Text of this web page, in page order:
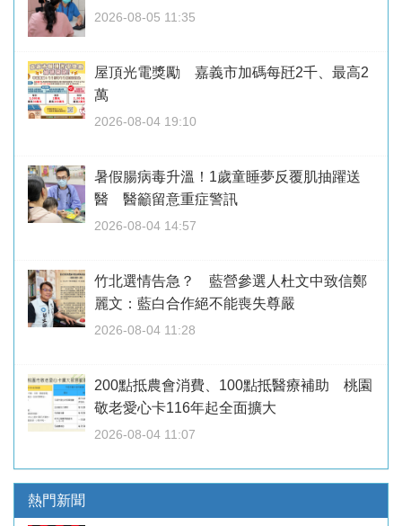
2026-08-05 11:35
屋頂光電獎勵 嘉義市加碼每瓩2千、最高2
萬
2026-08-04 19:10
暑假腸病毒升溫！1歲童睡夢反覆肌抽躍送
醫 醫籲留意重症警訊
2026-08-04 14:57
竹北選情告急？ 藍營參選人杜文中致信鄭
麗文：藍白合作絕不能喪失尊嚴
2026-08-04 11:28
200點抵農會消費、100點抵醫療補助 桃園
敬老愛心卡116年起全面擴大
2026-08-04 11:07
熱門新聞